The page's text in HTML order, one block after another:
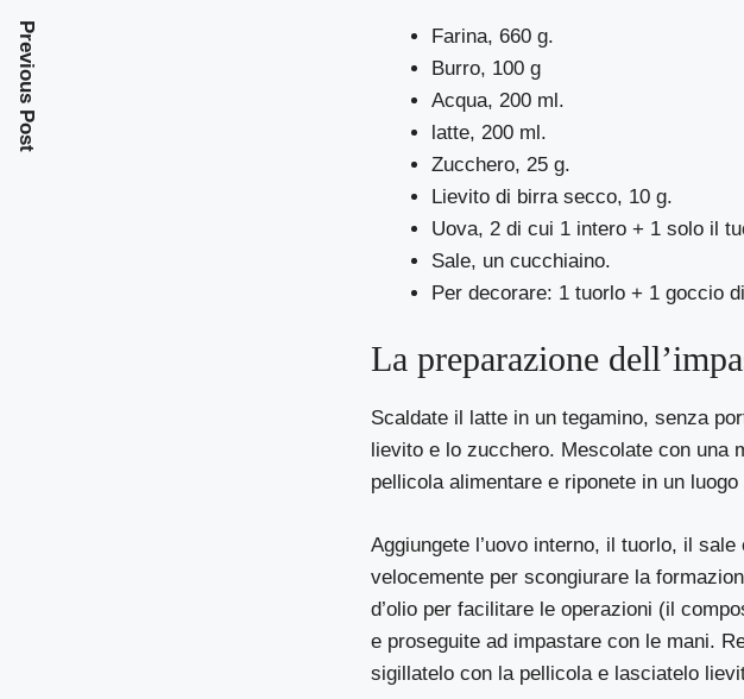
Farina, 660 g.
Burro, 100 g
Acqua, 200 ml.
latte, 200 ml.
Zucchero, 25 g.
Lievito di birra secco, 10 g.
Uova, 2 di cui 1 intero + 1 solo il
Sale, un cucchiaino.
Per decorare: 1 tuorlo + 1 goccio
La preparazione
Scaldate il latte in un tegamino, senza
lievito e lo zucchero. Mescolate con
pellicola alimentare e riponete in un
Aggiungete l’uovo interno, il tuorlo, il
velocemente per scongiurare la
d’olio per facilitare le operazioni (il
e proseguite ad impastare con le mani.
sigillatelo con la pellicola e lasciatelo
Previous Post